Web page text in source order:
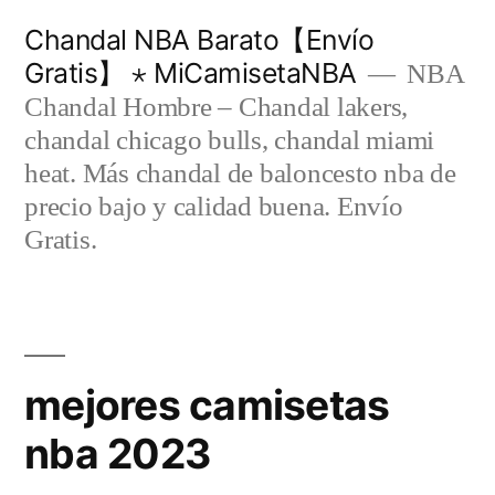
contenido
Chandal NBA Barato【Envío
Gratis】 ⋆ MiCamisetaNBA
NBA
Chandal Hombre – Chandal lakers,
chandal chicago bulls, chandal miami
heat. Más chandal de baloncesto nba de
precio bajo y calidad buena. Envío
Gratis.
mejores camisetas
nba 2023